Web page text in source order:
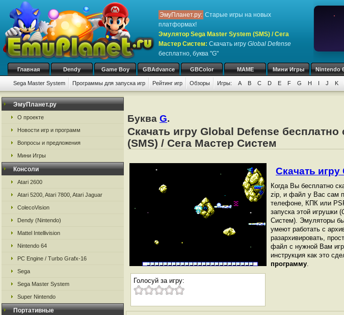
ЭмуПланет.ру: Старые игры на новых
платформах!
Эмулятор Sega Master System (SMS) / Сега
Мастер Систем: Скачать игру Global Defense
бесплатно, буква "G"
Главная Dendy Game Boy GBAdvance GBColor MAME Мини Игры Nintendo
Sega Master System Программы для запуска игр Рейтинг игр Обзоры Игры: A B C D E F G H I J K
ЭмуПланет.ру
О проекте
Новости игр и программ
Вопросы и предложения
Мини Игры
Консоли
Atari 2600
Atari 5200, Atari 7800, Atari Jaguar
ColecoVision
Dendy (Nintendo)
Mattel Intellivision
Nintendo 64
PC Engine / Turbo Grafx-16
Sega
Sega Master System
Super Nintendo
Портативные
Буква G.
Скачать игру Global Defense
(SMS) / Сега Мастер Систем
Голосуй за игру:
Скачать игру
Когда Вы бесплатно
zip, и файл у Вас сам
телефоне, КПК или
запуска этой игрушки (
Систем). Эмуляторы
умеют работать с
разархивировать,
файл с нужной Вам
инструкция как это
программу.